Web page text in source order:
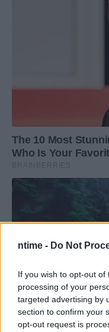
ntime - Do Not
If you wish to opt-out
processing of your
targeted advertising by
section to confirm your
opt-out request is